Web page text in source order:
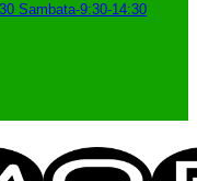
Sambata-9:30-14:30